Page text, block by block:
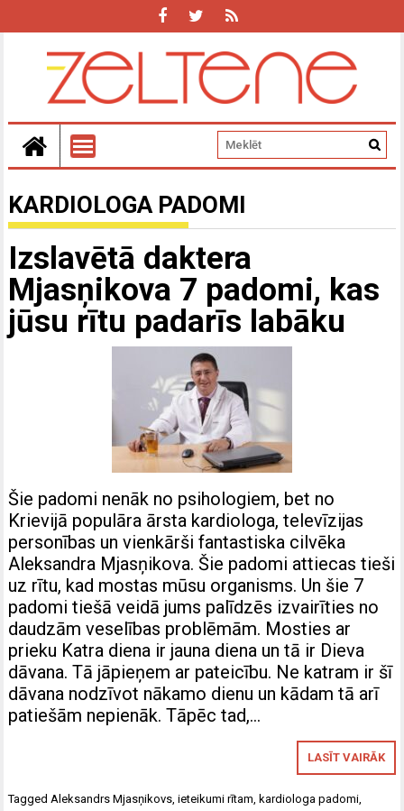
KARDIOLOGA PADOMI
Izslavētā daktera
Mjasņikova 7 padomi, kas
jūsu rītu padarīs labāku
Šie padomi nenāk no psihologiem, bet no
Krievijā populāra ārsta kardiologa, televīzijas
personības un vienkārši fantastiska cilvēka
Aleksandra Mjasņikova. Šie padomi attiecas tieši
uz rītu, kad mostas mūsu organisms. Un šie 7
padomi tiešā veidā jums palīdzēs izvairīties no
daudzām veselības problēmām. Mosties ar
prieku Katra diena ir jauna diena un tā ir Dieva
dāvana. Tā jāpieņem ar pateicību. Ne katram ir šī
dāvana nodzīvot nākamo dienu un kādam tā arī
patiešām nepienāk. Tāpēc tad,…
LASĪT VAIRĀK
Tagged Aleksandrs Mjasņikovs ,ieteikumi rītam ,kardiologa padomi